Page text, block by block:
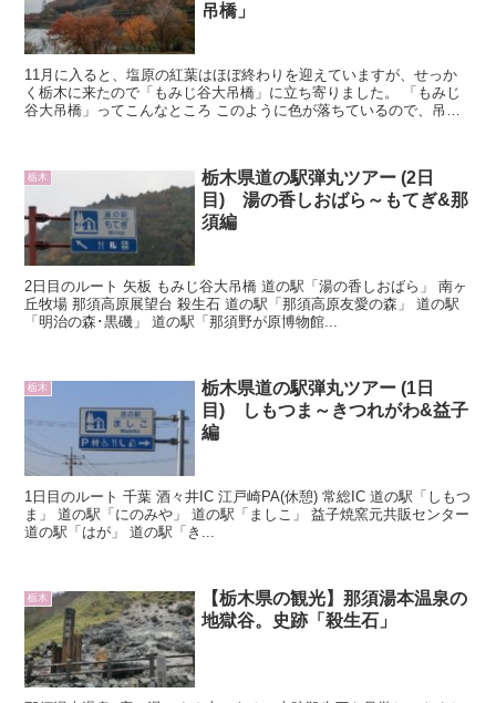
吊橋」
11月に入ると、塩原の紅葉はほぼ終わりを迎えていますが、せっか
く栃木に来たので「もみじ谷大吊橋」に立ち寄りました。 「もみじ
谷大吊橋」ってこんなところ このように色が落ちているので、吊り
栃木
栃木県道の駅弾丸ツアー (2日
目) 湯の香しおばら～もてぎ&那
須編
2日目のルート 矢板 もみじ谷大吊橋 道の駅「湯の香しおばら」 南ヶ
丘牧場 那須高原展望台 殺生石 道の駅「那須高原友愛の森」 道の駅
「明治の森･黒磯」 道の駅「那須野が原博物館...
栃木
栃木県道の駅弾丸ツアー (1日
目) しもつま～きつれがわ&益子
編
1日目のルート 千葉 酒々井IC 江戸崎PA(休憩) 常総IC 道の駅「しもつ
ま」 道の駅「にのみや」 道の駅「ましこ」 益子焼窯元共販センター
道の駅「はが」 道の駅「き...
栃木
【栃木県の観光】那須湯本温泉の
地獄谷。史跡「殺生石」